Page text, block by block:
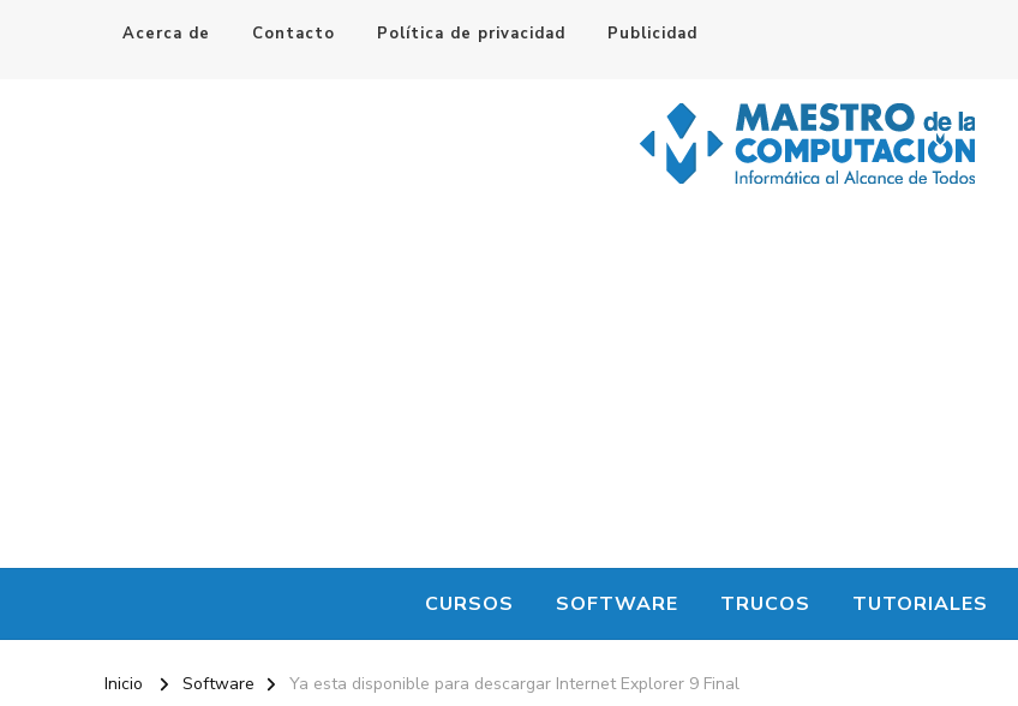
Acerca de Contacto Política de privacidad Publicidad
CURSOS SOFTWARE TRUCOS TUTORIALES
Inicio Software Ya esta disponible para descargar Internet Explorer 9 Final